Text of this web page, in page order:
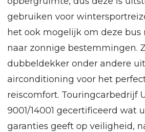
gebruiken voor
het ook mogelijk om deze bus
naar zonnige bestemmingen.
dubbeldekker onder andere
airconditioning voor het
reiscomfort. Touringcarbedrijf
9001/14001 gecertificeerd wat
garanties geeft op veiligheid,